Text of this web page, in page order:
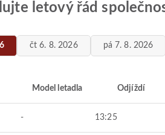
letový řád
čt 6. 8. 2026 pá 7. 8. 2026
Model letadla Odjíždí
- 13:25